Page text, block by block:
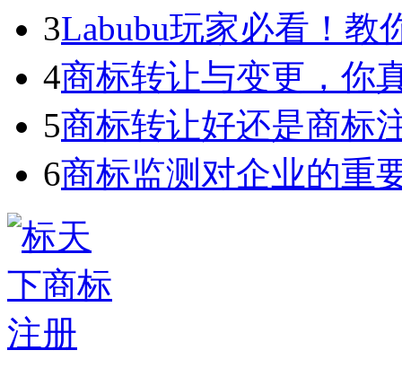
3Labubu玩家必看！教
4商标转让与变更，你
5商标转让好还是商标
6商标监测对企业的重